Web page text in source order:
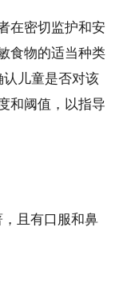
在密切监护和安
食物的适当种类
儿童是否对该
和阈值，以指导
且有口服和鼻